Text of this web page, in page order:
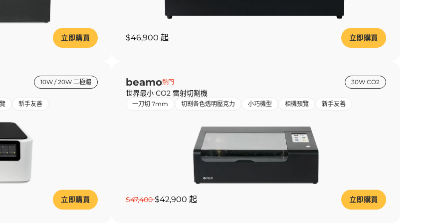
立即購買 $46,900 起 立即購買
10W / 20W 二極體
新手友善
立即購買
beamo熱門 30W CO2
世界最小 CO2 雷射切割機
一刀切 7mm 切割各色透明壓克力 小巧機型 相機預覽 新手友善
$47,400$42,900 起 立即購買